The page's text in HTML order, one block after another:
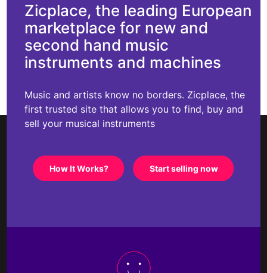
Zicplace, the leading European
marketplace for new and
second hand music
instruments and machines
Music and artists know no borders. Zicplace, the
first trusted site that allows you to find, buy and
sell your musical instruments
How It Works? Start selling now